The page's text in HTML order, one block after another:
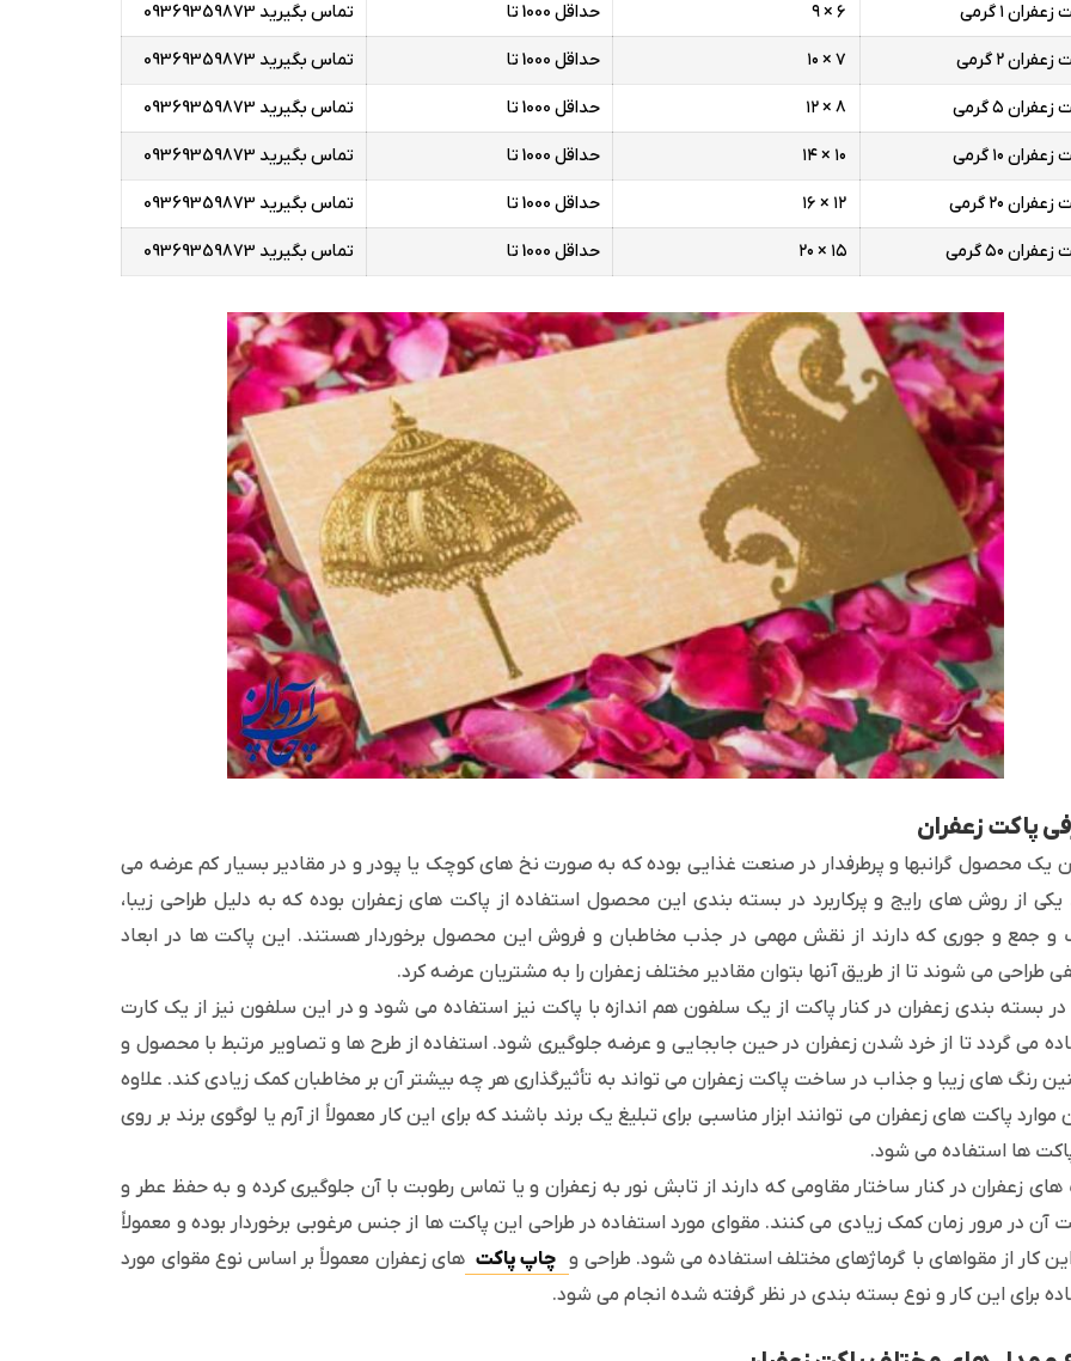
۱ گرمی حداقل 1000 تا تماس بگیرید 09369359873
۲ گرمی حداقل 1000 تا تماس بگیرید 09369359873
۵ گرمی حداقل 1000 تا تماس بگیرید 09369359873
۱۰ گرمی حداقل 1000 تا تماس بگیرید 09369359873
۲۰ گرمی حداقل 1000 تا تماس بگیرید 09369359873
۵۰ گرمی ۱۵ × ۲۰ حداقل 1000 تا تماس بگیرید 09369359873
پاکت زعفران
یک محصول گرانبها و پرطرفدار در صنعت غذایی بوده که به صورت نخ های کوچک یا پودر و در مقادیر بسیار کم عرضه می
از روش های رایج و پرکاربرد در بسته بندی این محصول استفاده از پاکت های زعفران بوده که به دلیل طراحی زیبا،
و جمع و جوری که دارند از نقش مهمی در جذب مخاطبان و فروش این محصول برخوردار هستند. این پاکت ها در ابعاد
طراحی می شوند تا از طریق آنها بتوان مقادیر مختلف زعفران را به مشتریان عرضه کرد.
در بسته بندی زعفران در کنار پاکت از یک سلفون هم اندازه با پاکت نیز استفاده می شود و در این سلفون نیز از یک کارت
می گردد تا از خرد شدن زعفران در حین جابجایی و عرضه جلوگیری شود. استفاده از طرح ها و تصاویر مرتبط با محصول و
رنگ های زیبا و جذاب در ساخت پاکت زعفران می تواند به تأثیرگذاری هر چه بیشتر آن بر مخاطبان کمک زیادی کند. علاوه
موارد پاکت های زعفران می توانند ابزار مناسبی برای تبلیغ یک برند باشند که برای این کار معمولاً از آرم یا لوگوی برند بر روی
ها استفاده می شود.
های زعفران در کنار ساختار مقاومی که دارند از تابش نور به زعفران و یا تماس رطوبت با آن جلوگیری کرده و به حفظ عطر و
آن در مرور زمان کمک زیادی می کنند. مقوای مورد استفاده در طراحی این پاکت ها از جنس مرغوبی برخوردار بوده و معمولاً
کار از مقواهای با گرماژهای مختلف استفاده می شود. طراحی و چاپ پاکت های زعفران معمولاً بر اساس نوع مقوای مورد
برای این کار و نوع بسته بندی در نظر گرفته شده انجام می شود.